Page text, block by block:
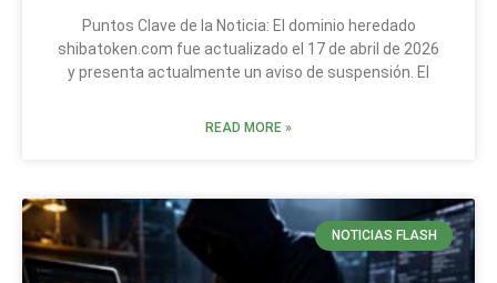
Puntos Clave de la Noticia: El dominio heredado
shibatoken.com fue actualizado el 17 de abril de 2026
y presenta actualmente un aviso de suspensión. El
READ MORE »
NOTICIAS FLASH